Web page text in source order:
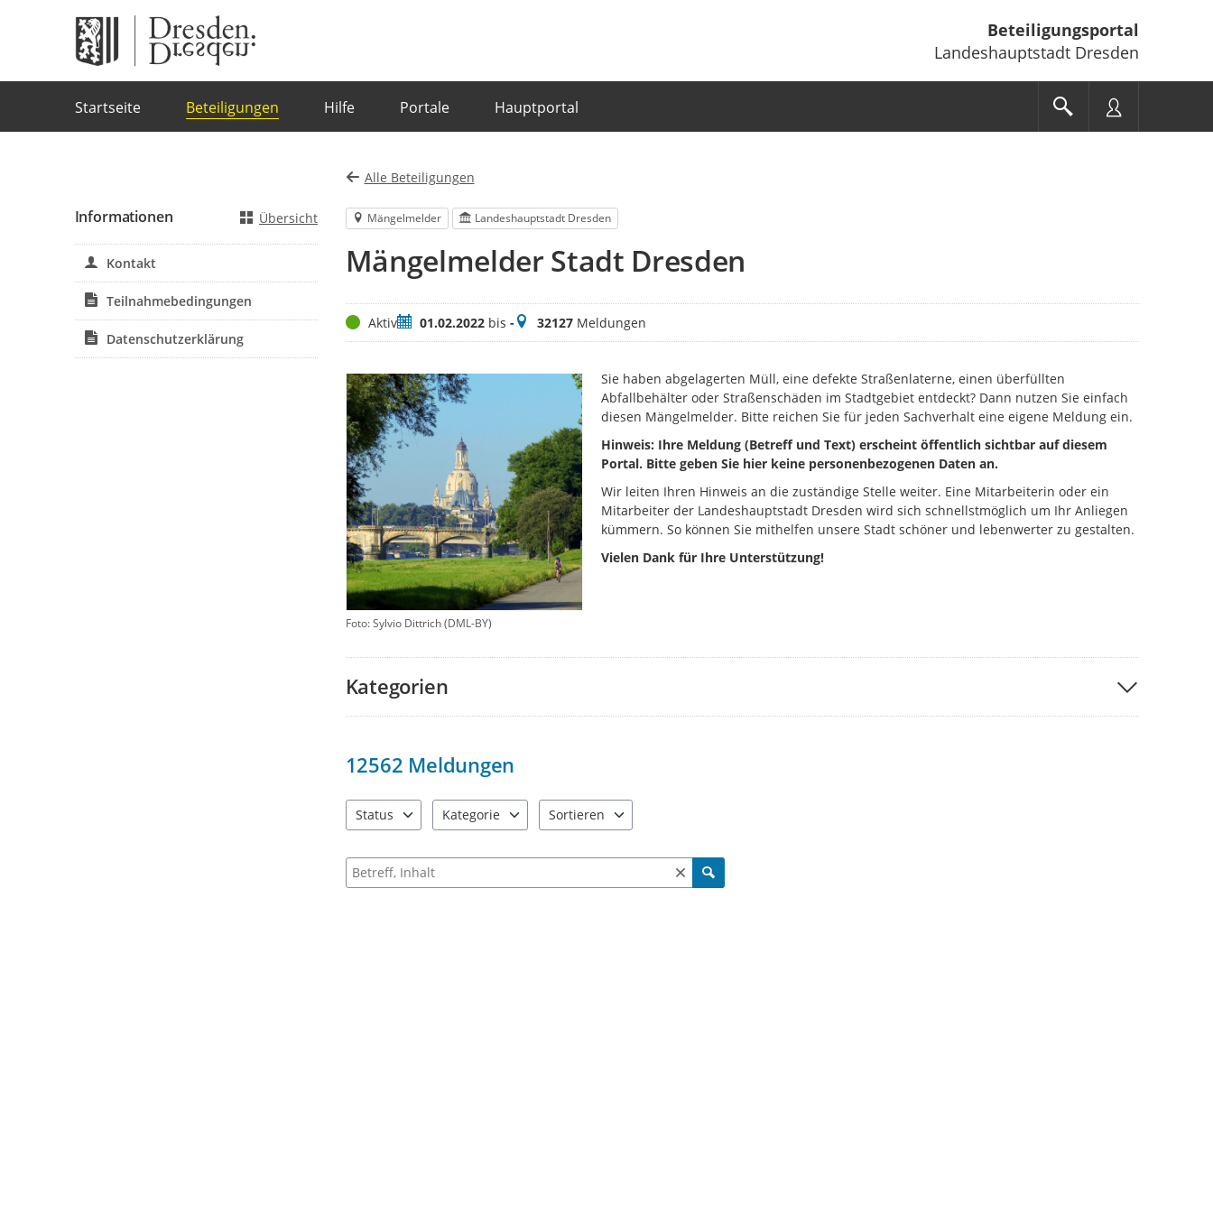
Beteiligungsportal
Landeshauptstadt Dresden
Startseite Beteiligungen Hilfe Portale Hauptportal
Alle Beteiligungen
Mängelmelder Landeshauptstadt Dresden
Mängelmelder Stadt Dresden
StatusAktivZeitraum
01.02.2022bis -Meldungen
32127Meldungen
Foto: Sylvio Dittrich (DML-BY)
Sie haben abgelagerten Müll, eine defekte Straßenlaterne, einen überfüllten
Abfallbehälter oder Straßenschäden im Stadtgebiet entdeckt? Dann nutzen Sie einfach
diesen Mängelmelder. Bitte reichen Sie für jeden Sachverhalt eine eigene Meldung ein.
Hinweis: Ihre Meldung (Betreff und Text) erscheint öffentlich sichtbar auf diesem
Portal. Bitte geben Sie hier keine personenbezogenen Daten an.
Wir leiten Ihren Hinweis an die zuständige Stelle weiter. Eine Mitarbeiterin oder ein
Mitarbeiter der Landeshauptstadt Dresden wird sich schnellstmöglich um Ihr Anliegen
kümmern. So können Sie mithelfen unsere Stadt schöner und lebenwerter zu gestalten.
Vielen Dank für Ihre Unterstützung!
Kategorien
12562 Meldungen
Status
Kategorie
Sortieren
Suche nach Meldungen und Kommentaren
Informationen Übersicht
Kontakt
Teilnahmebedingungen
Datenschutzerklärung